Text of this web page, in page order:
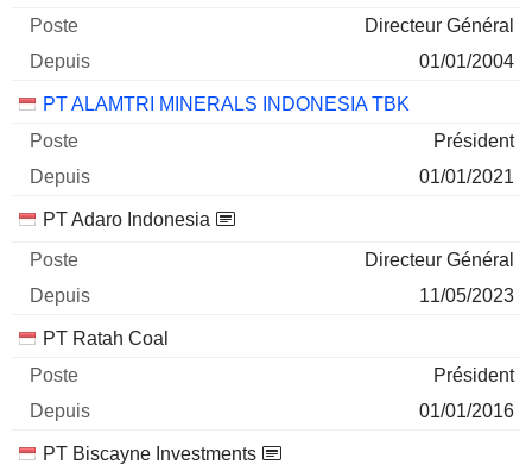
PT ADARO ANDALAN INDONESIA TBK
5,83 %
19/03/2025
197 M $
30/06/2026
PT Trimegah Sekuritas Indonesia Tbk
31/12/2025
2 465 846 700
PT ESSA INDUSTRIES INDONESIA TBK
14,55 %
Directeur Général
01/01/2004
PT ALAMTRI MINERALS INDONESIA TBK
Président
01/01/2021
PT Adaro Indonesia
Directeur Général
11/05/2023
PT Ratah Coal
Président
01/01/2016
PT Biscayne Investments